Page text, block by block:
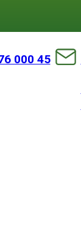
000 45